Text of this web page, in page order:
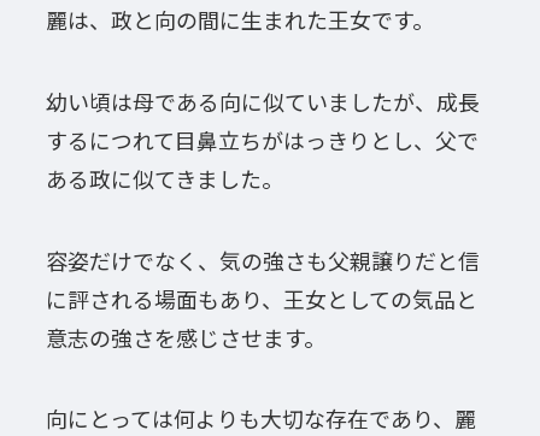
麗は、政と向の間に生まれた王女です。
幼い頃は母である向に似ていましたが、成長
するにつれて目鼻立ちがはっきりとし、父で
ある政に似てきました。
容姿だけでなく、気の強さも父親譲りだと信
に評される場面もあり、王女としての気品と
意志の強さを感じさせます。
向にとっては何よりも大切な存在であり、麗